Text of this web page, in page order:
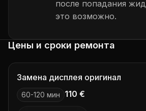
после попадания
это возможно.
Цены и сроки ремонта
Замена дисплея оригинал
60-120 мин 110 €